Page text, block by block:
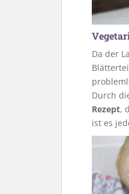
Da der
Durch
Rezept,
ist es